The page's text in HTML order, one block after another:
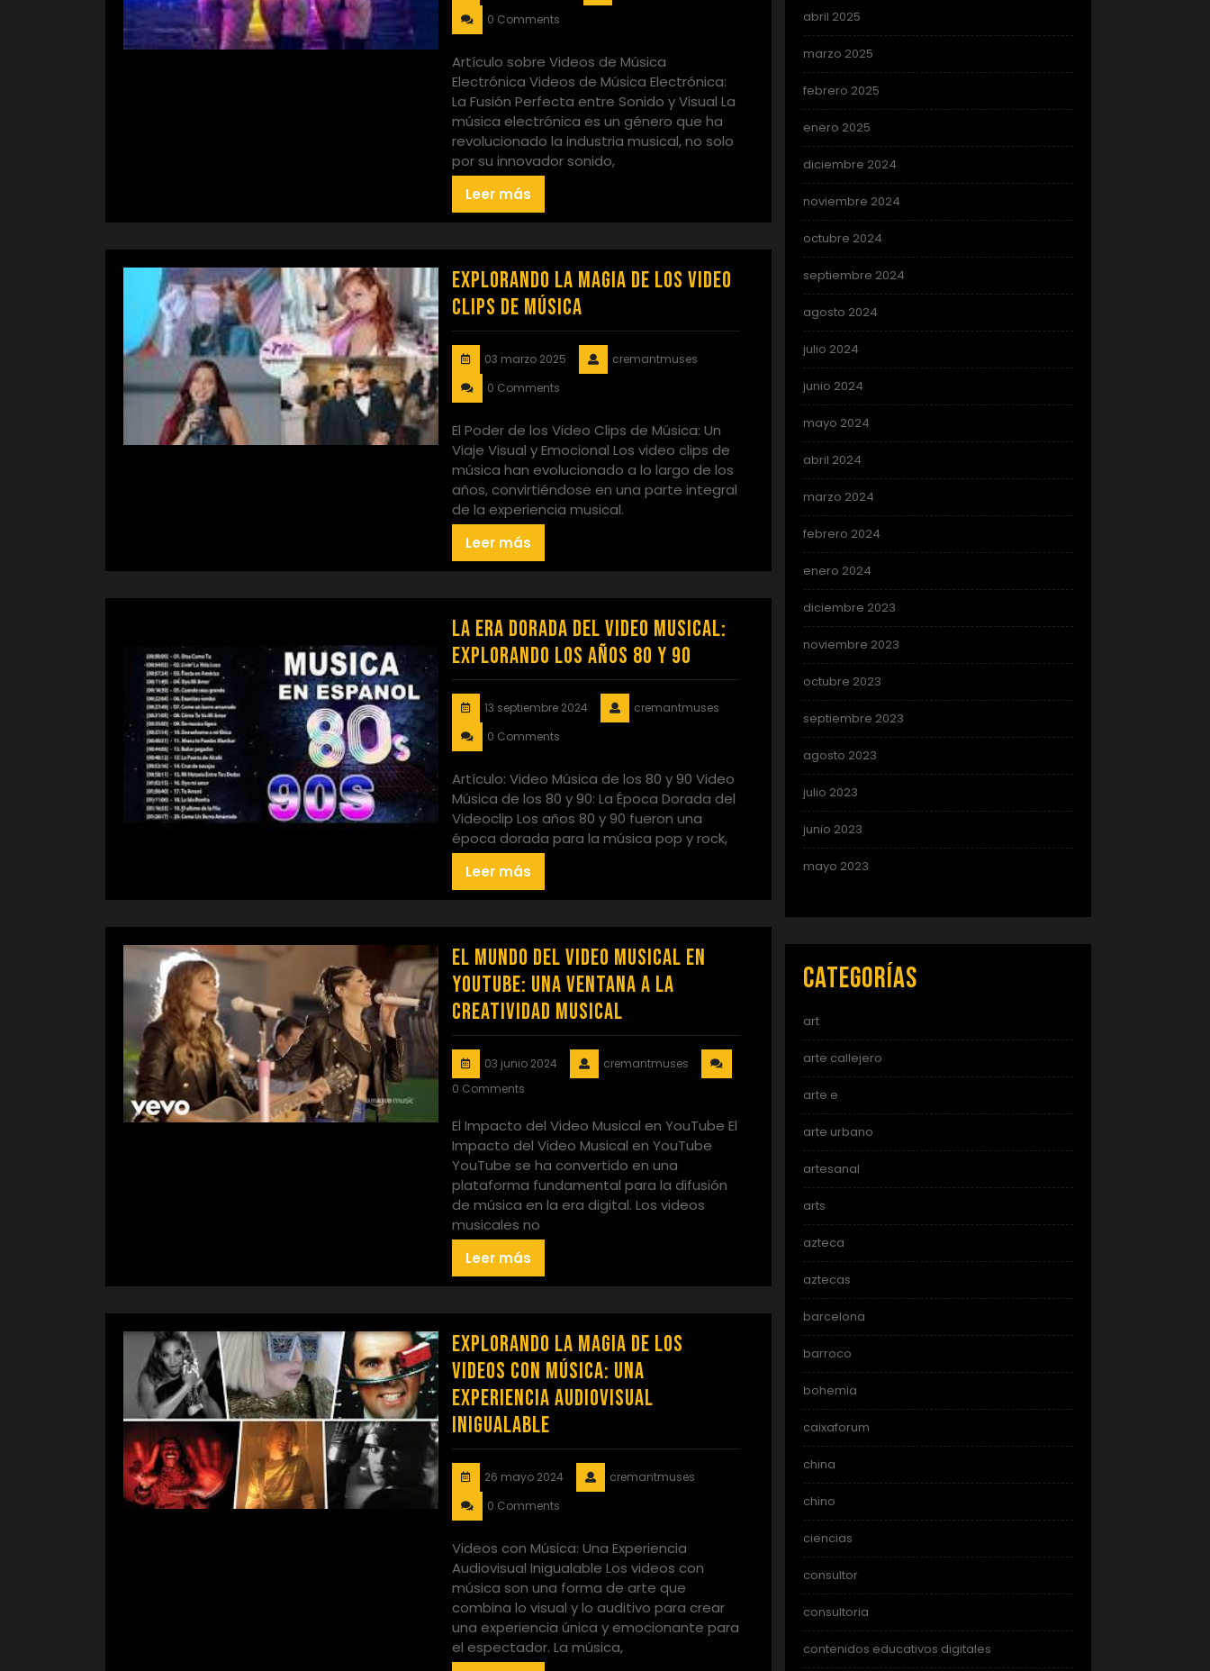
0 Comments
Artículo sobre Videos de Música
Electrónica Videos de Música Electrónica:
La Fusión Perfecta entre Sonido y Visual La
música electrónica es un género que ha
revolucionado la industria musical, no solo
por su innovador sonido,
Leer más
Explorando la Magia de los Video
Clips de Música
03 marzo 2025
cremantmuses
0 Comments
El Poder de los Video Clips de Música: Un
Viaje Visual y Emocional Los video clips de
música han evolucionado a lo largo de los
años, convirtiéndose en una parte integral
de la experiencia musical.
Leer más
La Era Dorada del Video Musical:
Explorando los Años 80 y 90
13 septiembre 2024
cremantmuses
0 Comments
Artículo: Video Música de los 80 y 90 Video
Música de los 80 y 90: La Época Dorada del
Videoclip Los años 80 y 90 fueron una
época dorada para la música pop y rock,
Leer más
El Mundo del Video Musical en
YouTube: Una Ventana a la
Creatividad Musical
03 junio 2024
cremantmuses
0 Comments
El Impacto del Video Musical en YouTube El
Impacto del Video Musical en YouTube
YouTube se ha convertido en una
plataforma fundamental para la difusión
de música en la era digital. Los videos
musicales no
Leer más
Explorando la Magia de los
Videos con Música: Una
Experiencia Audiovisual
Inigualable
26 mayo 2024
cremantmuses
0 Comments
Videos con Música: Una Experiencia
Audiovisual Inigualable Los videos con
música son una forma de arte que
combina lo visual y lo auditivo para crear
una experiencia única y emocionante para
el espectador. La música,
abril 2025
marzo 2025
febrero 2025
enero 2025
diciembre 2024
noviembre 2024
octubre 2024
septiembre 2024
agosto 2024
julio 2024
junio 2024
mayo 2024
abril 2024
marzo 2024
febrero 2024
enero 2024
diciembre 2023
noviembre 2023
octubre 2023
septiembre 2023
agosto 2023
julio 2023
junio 2023
mayo 2023
Categorías
art
arte callejero
arte e
arte urbano
artesanal
arts
azteca
aztecas
barcelona
barroco
bohemia
caixaforum
china
chino
ciencias
consultor
consultoria
contenidos educativos digitales